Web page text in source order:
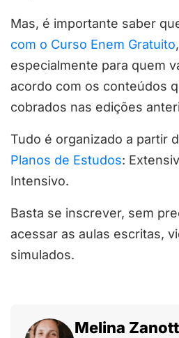
Mas, é importante saber
com o Curso Enem Gratuito
especialmente para quem
acordo com os conteúdos
cobrados nas edições
Tudo é organizado a partir
Planos de Estudos:
Intensivo.
Basta se inscrever, sem
acessar as aulas escritas,
simulados.
Melina